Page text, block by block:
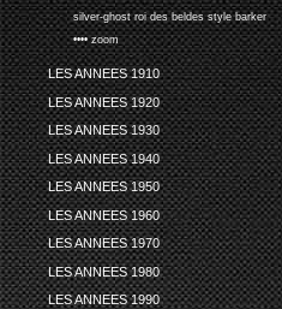
silver-ghost roi des beldes style barker
•••• zoom
LES ANNEES 1910
LES ANNEES 1920
LES ANNEES 1930
LES ANNEES 1940
LES ANNEES 1950
LES ANNEES 1960
LES ANNEES 1970
LES ANNEES 1980
LES ANNEES 1990